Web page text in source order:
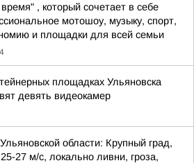
, который сочетает в себе
мотошоу, музыку, спорт,
и площадки для всей семьи
площадках Ульяновска
девять видеокамер
области: Крупный град,
27 м/с, локально ливни, гроза,